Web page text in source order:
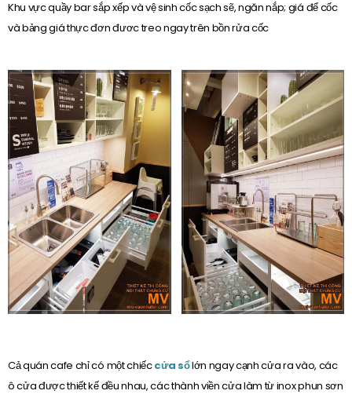
Khu vực quầy bar sắp xếp và vệ sinh cốc sạch sẽ, ngăn nắp; giá để cốc
và bảng giá thực đơn đươc treo ngay trên bồn rửa cốc
Cả quán cafe chỉ có một chiếccửa sổlớn ngay cạnh cửa ra vào, các
ô cửa được thiết kế đều nhau, các thành viền cửa làm từ inox phun sơn